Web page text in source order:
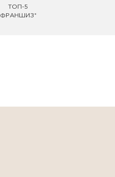
ТОП-5
ФРАНШИЗ*